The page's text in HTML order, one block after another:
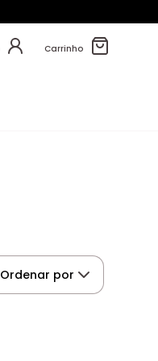
Carrinho
Ordenar por